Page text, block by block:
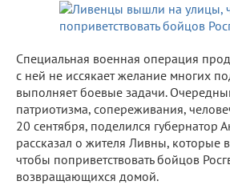
Специальная военная операция
с ней не иссякает желание многих
выполняет боевые задачи.
патриотизма, сопереживания,
20 сентября, поделился губернатор
рассказал о жителя Ливны, которые
чтобы поприветствовать бойцов
возвращающихся домой.